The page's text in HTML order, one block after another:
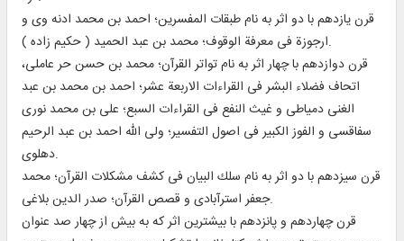
قرن يازدهم با دو اثر به نام طبقات المفسرين؛ احمد بن محمد ادنه وى و
ارجوزة فى معرفة الوقوف؛ محمد بن عبد الحميد ( حكيم زاده ).
قرن دوازدهم با چهار اثر به نام تواتر القرآن؛ محمد بن حسن حر عاملى،
اتحاف فضلاء البشر فى القراءات الاربعة عشر؛ احمد بن محمد بن عبد
الغنى دمياطى و غيث النفع فى القراءات السبع؛ على بن محمد نورى
سفاقسى و الفوز الكبير فى اصول التفسير؛ ولى الله احمد بن عبد الرحيم
دهلوى.
قرن سيزدهم با دو اثر به نام سلك البيان فى كشف مشكلات القرآن؛ محمد
جعفر استرآبادى و قصص القرآن؛ صدر الدين بلاغى.
قرن چهاردهم و پانزدهم با بيشترين اثر كه به بيش از چهار صد عنوان